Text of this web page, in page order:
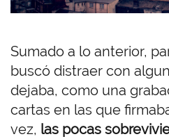
Sumado a lo anterior,
buscó distraer con
dejaba, como una
cartas en las que
vez, las pocas